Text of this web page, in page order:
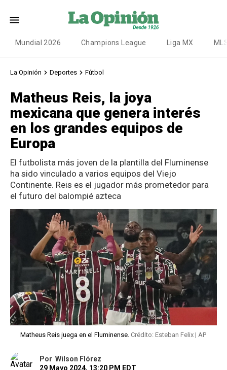
Mundial 2026 Champions League Liga MX
La Opinión Deportes Fútbol
Matheus Reis, la joya
mexicana que genera interés
en los grandes equipos de
Europa
El futbolista más joven de la plantilla del Fluminense
ha sido vinculado a varios equipos del Viejo
Continente. Reis es el jugador más prometedor para
el futuro del balompié azteca
Matheus Reis juega en el Fluminense. Crédito: Esteban Felix | AP
Por Wilson Flórez
29 Mayo 2024, 13:20 PM EDT